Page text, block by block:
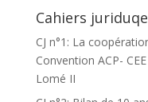
Cahiers
CJ n°1: La
Convention ACP-
Lomé II